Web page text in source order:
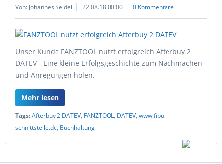
Von: Johannes Seidel 22.08.18 00:00 0 Kommentare
Unser Kunde FANZTOOL nutzt erfolgreich Afterbuy 2
DATEV - Eine kleine Erfolgsgeschichte zum Nachmachen
und Anregungen holen.
Mehr lesen
Tags:Afterbuy 2 DATEV, FANZTOOL, DATEV, www.fibu-
schnittstelle.de, Buchhaltung